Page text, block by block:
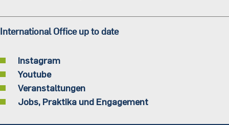
International Office up to date
Instagram
Youtube
Veranstaltungen
Jobs, Praktika und Engagement